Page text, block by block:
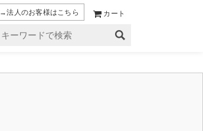
→法人のお客様はこちら カート